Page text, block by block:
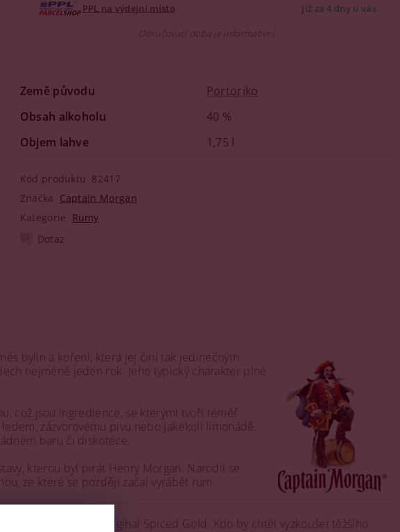
PPL na výdejní místo
již za 4 dny u vás
Doručovací doba je informativní
Země původu
Portoriko
Obsah alkoholu
40 %
Objem lahve
1,75 l
Kód produktu 82417
Značka Captain Morgan
Kategorie Rumy
Dotaz
bylin a koření, která jej činí tak jedinečným.
nejméně jeden rok. Jeho typický charakter plné
což jsou ingredience, se kterými tvoří téměř
zázvorovému pivu nebo jakékoli limonádě.
baru či diskotéce.
kterou byl pirát Henry Morgan. Narodil se
ze které se později začal vyrábět rum.
Captain Morgan Original Spiced Gold. Kdo by chtěl vyzkoušet těžšího